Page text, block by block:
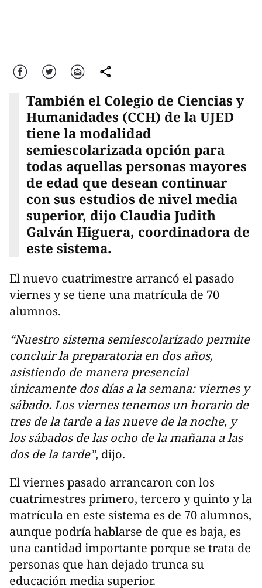
Facebook Twitter Correo comparte
También el Colegio de Ciencias y
Humanidades (CCH) de la UJED
tiene la modalidad
semiescolarizada opción para
todas aquellas personas mayores
de edad que desean continuar
con sus estudios de nivel media
superior, dijo Claudia Judith
Galván Higuera, coordinadora de
este sistema.
El nuevo cuatrimestre arrancó el pasado
viernes y se tiene una matrícula de 70
alumnos.
“Nuestro sistema semiescolarizado permite
concluir la preparatoria en dos años,
asistiendo de manera presencial
únicamente dos días a la semana: viernes y
sábado. Los viernes tenemos un horario de
tres de la tarde a las nueve de la noche, y
los sábados de las ocho de la mañana a las
dos de la tarde”, dijo.
El viernes pasado arrancaron con los
cuatrimestres primero, tercero y quinto y la
matrícula en este sistema es de 70 alumnos,
aunque podría hablarse de que es baja, es
una cantidad importante porque se trata de
personas que han dejado trunca su
educación media superior.